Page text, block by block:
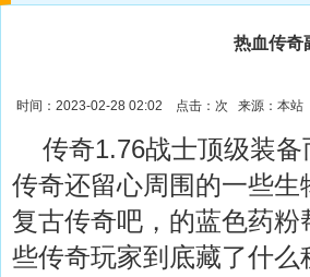
热血传奇
时间：2023-02-28 02:02 点击： 次 来源：本站
传奇1.76战士顶级装备
传奇还留心周围的一些
复古传奇吧，的蓝色药
些传奇玩家到底藏了什